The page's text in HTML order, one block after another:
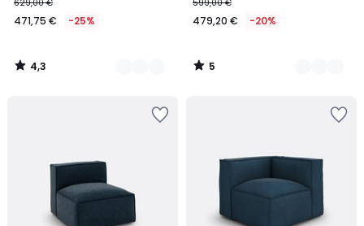
629,00 €
471,75 € -25%
4,3
/
599,00 €
479,20 € -20%
5
/